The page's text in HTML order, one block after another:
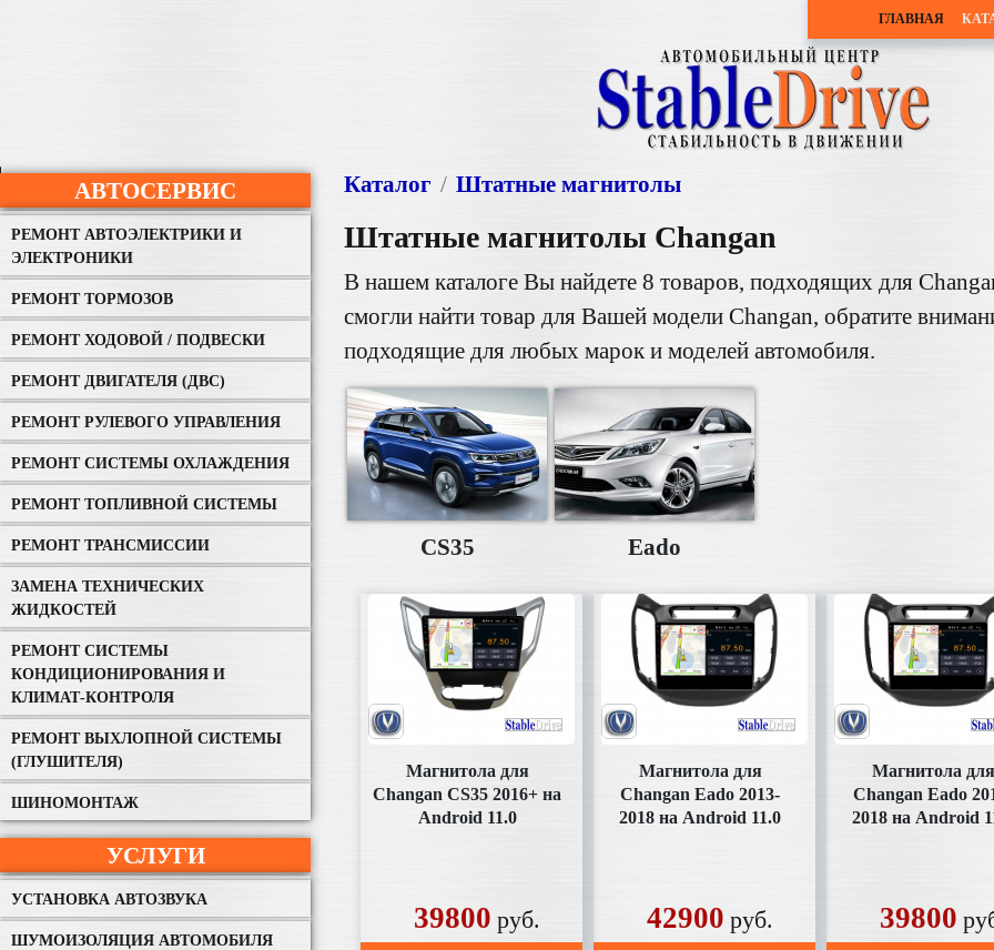
ГЛАВНАЯ
АВТОСЕРВИС
РЕМОНТ АВТОЭЛЕКТРИКИ И
ЭЛЕКТРОНИКИ
РЕМОНТ ТОРМОЗОВ
РЕМОНТ ХОДОВОЙ / ПОДВЕСКИ
РЕМОНТ ДВИГАТЕЛЯ (ДВС)
РЕМОНТ РУЛЕВОГО УПРАВЛЕНИЯ
РЕМОНТ СИСТЕМЫ ОХЛАЖДЕНИЯ
РЕМОНТ ТОПЛИВНОЙ СИСТЕМЫ
РЕМОНТ ТРАНСМИССИИ
ЗАМЕНА ТЕХНИЧЕСКИХ
ЖИДКОСТЕЙ
РЕМОНТ СИСТЕМЫ
КОНДИЦИОНИРОВАНИЯ И
КЛИМАТ-КОНТРОЛЯ
РЕМОНТ ВЫХЛОПНОЙ СИСТЕМЫ
(ГЛУШИТЕЛЯ)
ШИНОМОНТАЖ
УСЛУГИ
УСТАНОВКА АВТОЗВУКА
ШУМОИЗОЛЯЦИЯ АВТОМОБИЛЯ
Каталог Штатные магнитолы
Штатные магнитолы Changan
В нашем каталоге Вы найдете 8 товаров, подходящих для
смогли найти товар для Вашей модели Changan, обратите
подходящие для любых марок и моделей автомобиля.
CS35 Eado
Магнитола для
Changan CS35 2016+ на
Android 11.0
39800 руб.
Магнитола для
Changan Eado 2013-
2018 на Android 11.0
42900 руб.
Магнитола для
Changan Eado
2018 на Android
39800